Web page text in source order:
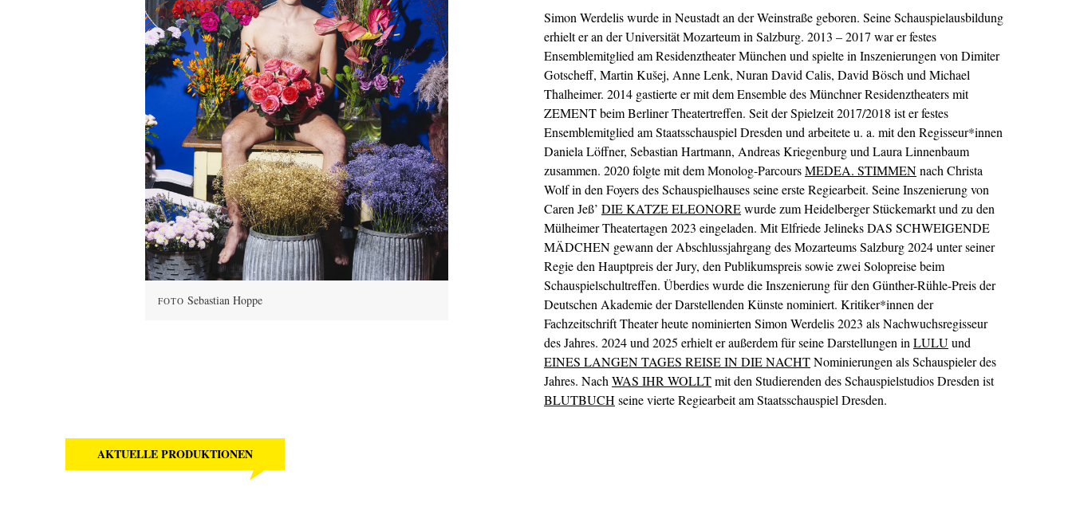
FOTO Sebastian Hoppe
Simon Werdelis wurde in Neustadt an der Weinstraße geboren. Seine Schauspielausbildung
erhielt er an der Universität Mozarteum in Salzburg. 2013 – 2017 war er festes
Ensemblemitglied am Residenztheater München und spielte in Inszenierungen von Dimiter
Gotscheff, Martin Kušej, Anne Lenk, Nuran David Calis, David Bösch und Michael
Thalheimer. 2014 gastierte er mit dem Ensemble des Münchner Residenztheaters mit
ZEMENT beim Berliner Theatertreffen. Seit der Spielzeit 2017/2018 ist er festes
Ensemblemitglied am Staatsschauspiel Dresden und arbeitete u. a. mit den Regisseur*innen
Daniela Löffner, Sebastian Hartmann, Andreas Kriegenburg und Laura Linnenbaum
zusammen. 2020 folgte mit dem Monolog-ParcoursMEDEA. STIMMENnach Christa
Wolf in den Foyers des Schauspielhauses seine erste Regiearbeit. Seine Inszenierung von
Caren Jeß’ DIE KATZE ELEONOREwurde zum Heidelberger Stückemarkt und zu den
Mülheimer Theatertagen 2023 eingeladen. Mit Elfriede Jelineks DAS SCHWEIGENDE
MÄDCHEN gewann der Abschlussjahrgang des Mozarteums Salzburg 2024 unter seiner
Regie den Hauptpreis der Jury, den Publikumspreis sowie zwei Solopreise beim
Schauspielschultreffen. Überdies wurde die Inszenierung für den Günther-Rühle-Preis der
Deutschen Akademie der Darstellenden Künste nominiert. Kritiker*innen der
Fachzeitschrift Theater heute nominierten Simon Werdelis 2023 als Nachwuchsregisseur
des Jahres. 2024 und 2025 erhielt er außerdem für seine Darstellungen in LULUund
EINES LANGEN TAGES REISE IN DIE NACHTNominierungen als Schauspieler des
Jahres. Nach WAS IHR WOLLTmit den Studierenden des Schauspielstudios Dresden ist
BLUTBUCH seine vierte Regiearbeit am Staatsschauspiel Dresden.
AKTUELLE PRODUKTIONEN